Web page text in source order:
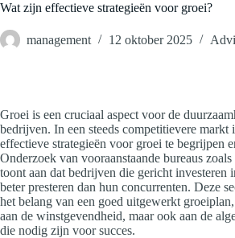
Wat zijn effectieve strategieën voor groei?
management 12 oktober 2025
Groei is een cruciaal aspect voor de
bedrijven. In een steeds competitievere
effectieve strategieën voor groei te begrijpen
Onderzoek van vooraanstaande bureaus
toont aan dat bedrijven die gericht investeren
beter presteren dan hun concurrenten. Deze
het belang van een goed uitgewerkt
aan de winstgevendheid, maar ook aan de
die nodig zijn voor succes.